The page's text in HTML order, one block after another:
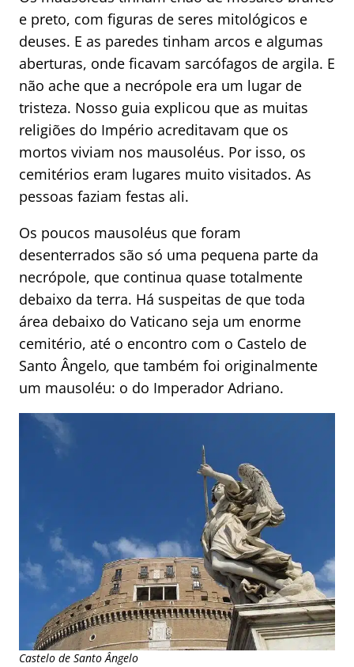
e preto, com figuras de seres mitológicos e
deuses. E as paredes tinham arcos e algumas
aberturas, onde ficavam sarcófagos de argila. E
não ache que a necrópole era um lugar de
tristeza. Nosso guia explicou que as muitas
religiões do Império acreditavam que os
mortos viviam nos mausoléus. Por isso, os
cemitérios eram lugares muito visitados. As
pessoas faziam festas ali.
Os poucos mausoléus que foram
desenterrados são só uma pequena parte da
necrópole, que continua quase totalmente
debaixo da terra. Há suspeitas de que toda
área debaixo do Vaticano seja um enorme
cemitério, até o encontro com o Castelo de
Santo Ângelo, que também foi originalmente
um mausoléu: o do Imperador Adriano.
Castelo de Santo Ângelo